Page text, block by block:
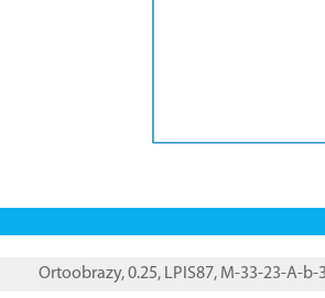
Ortoobrazy, 0.25, LPIS87, M-33-23-A-b-